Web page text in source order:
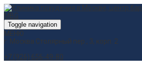
Toggle navigation
МЕНЮ
г. Москва Столярный пер., 3, корп. 2
+7 (926) 656-49-80